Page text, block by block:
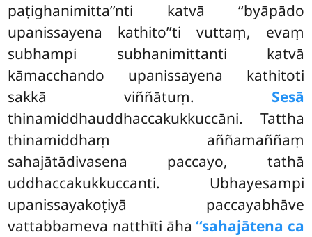
paṭighanimitta’’nti katvā ‘‘byāpādo
upanissayena kathito’’ti vuttaṃ, evaṃ
subhampi subhanimittanti katvā
kāmacchando upanissayena kathitoti
sakkā viññātuṃ. Sesā
thinamiddhauddhaccakukkuccāni. Tattha
thinamiddhaṃ aññamaññaṃ
sahajātādivasena paccayo, tathā
uddhaccakukkuccanti. Ubhayesampi
upanissayakoṭiyā paccayabhāve
vattabbameva natthīti āha‘‘sahajātena ca